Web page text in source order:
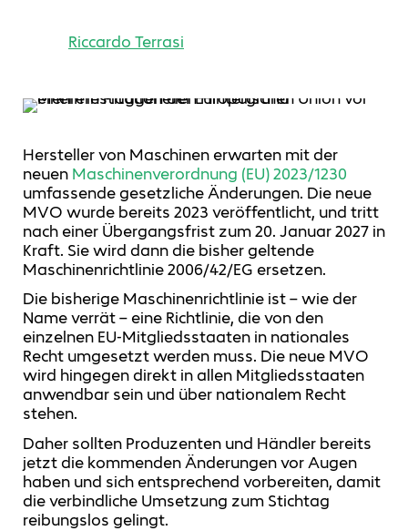
Riccardo Terrasi
Hersteller von Maschinen erwarten mit der
neuen Maschinenverordnung (EU) 2023/1230
umfassende gesetzliche Änderungen. Die neue
MVO wurde bereits 2023 veröffentlicht, und tritt
nach einer Übergangsfrist zum 20. Januar 2027 in
Kraft. Sie wird dann die bisher geltende
Maschinenrichtlinie 2006/42/EG ersetzen.
Die bisherige Maschinenrichtlinie ist – wie der
Name verrät – eine Richtlinie, die von den
einzelnen EU-Mitgliedsstaaten in nationales
Recht umgesetzt werden muss. Die neue MVO
wird hingegen direkt in allen Mitgliedsstaaten
anwendbar sein und über nationalem Recht
stehen.
Daher sollten Produzenten und Händler bereits
jetzt die kommenden Änderungen vor Augen
haben und sich entsprechend vorbereiten, damit
die verbindliche Umsetzung zum Stichtag
reibungslos gelingt.